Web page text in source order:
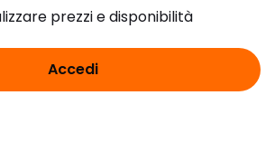
prezzi e disponibilità
Accedi